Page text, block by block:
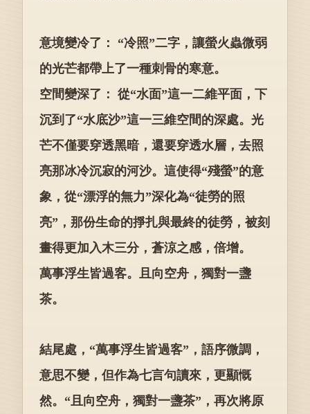
意境變冷了： “冷照”二字，讓螢火蟲微弱
的光芒都帶上了一種刺骨的寒意。
空間變深了： 從“水面”這一二維平面，下
沉到了“水底沙”這一三維空間的深處。光
芒不僅要穿透黑暗，還要穿透水層，去照
亮那冰冷沉寂的河沙。這使得“殘螢”的意
象，從“漂浮的無力”深化為“徒勞的照
亮”，那份生命的掙扎與最終的徒勞，被刻
畫得更加入木三分，蒼涼之感，倍增。
萬事浮生皆過客。且向空舟，獨對一盞
茶。
結尾處，“萬事浮生皆過客”，語序微調，
意思不變，但作為七言句讀來，更顯慨
然。“且向空舟，獨對一盞茶”，再次將原